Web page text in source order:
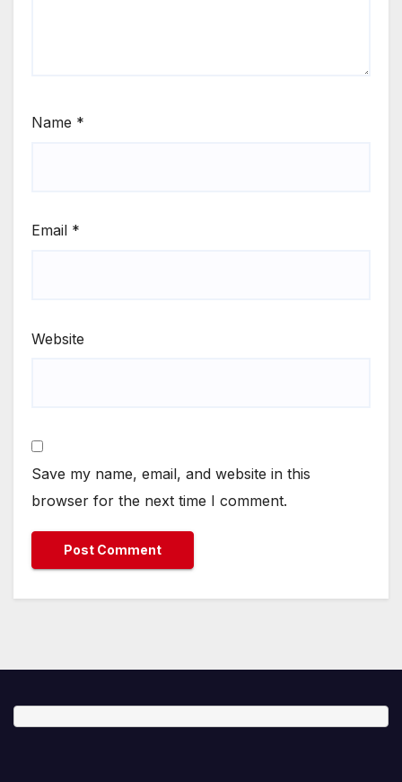
Name *
Email *
Website
Save my name, email, and website in this
browser for the next time I comment.